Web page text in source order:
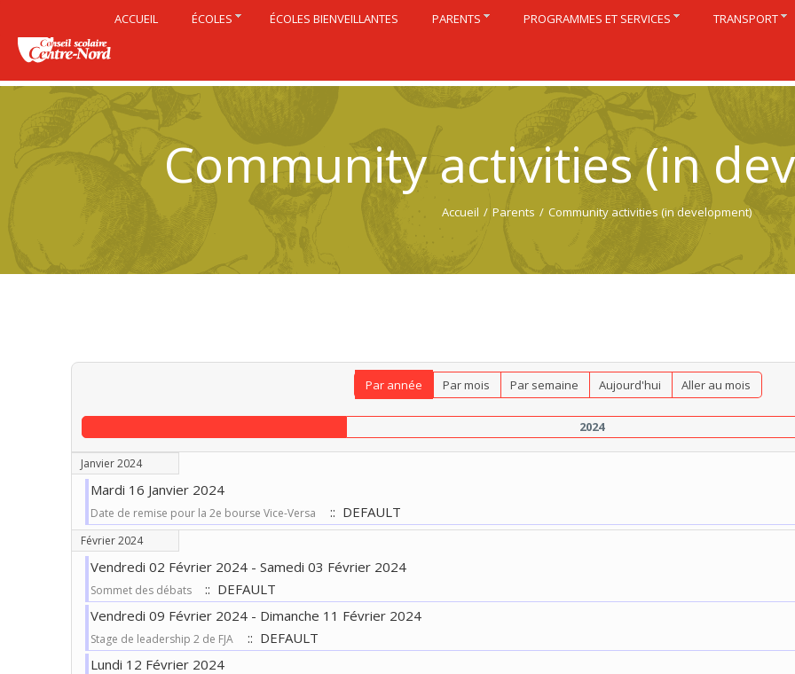
Community activities (in
Accueil / Parents / Community activities (in development)
Par année Par mois Par semaine Aujourd'hui Aller au mois
2024
Janvier 2024
Mardi 16 Janvier 2024
Date de remise pour la 2e bourse Vice-Versa :: DEFAULT
Février 2024
Vendredi 02 Février 2024 - Samedi 03 Février 2024
Sommet des débats
:: DEFAULT
Vendredi 09 Février 2024 - Dimanche 11 Février 2024
Stage de leadership 2 de FJA
:: DEFAULT
Lundi 12 Février 2024
ACCUEIL ÉCOLES ÉCOLES BIENVEILLANTES PARENTS PROGRAMMES ET SERVICES TRANSPORT